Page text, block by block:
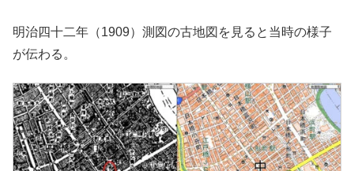
明治四十二年（1909）測図の古地図を見ると当時の様子
が伝わる。